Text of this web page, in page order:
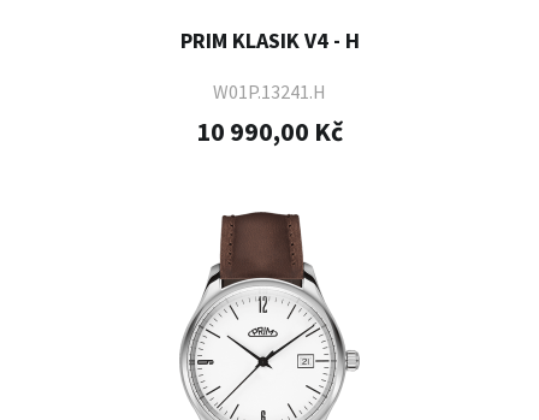
PRIM KLASIK V4 - H
W01P.13241.H
10 990,00 Kč